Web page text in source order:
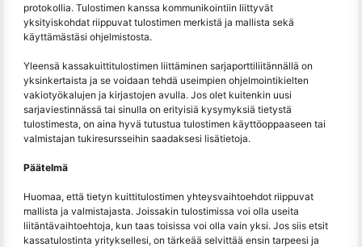
protokollia. Tulostimen kanssa kommunikointiin liittyvät
yksityiskohdat riippuvat tulostimen merkistä ja mallista sekä
käyttämästäsi ohjelmistosta.
Yleensä kassakuittitulostimen liittäminen sarjaporttiliitännällä on
yksinkertaista ja se voidaan tehdä useimpien ohjelmointikielten
vakiotyökalujen ja kirjastojen avulla. Jos olet kuitenkin uusi
sarjaviestinnässä tai sinulla on erityisiä kysymyksiä tietystä
tulostimesta, on aina hyvä tutustua tulostimen käyttöoppaaseen tai
valmistajan tukiresursseihin saadaksesi lisätietoja.
Päätelmä
Huomaa, että tietyn kuittitulostimen yhteysvaihtoehdot riippuvat
mallista ja valmistajasta. Joissakin tulostimissa voi olla useita
liitäntävaihtoehtoja, kun taas toisissa voi olla vain yksi. Jos siis etsit
kassatulostinta yrityksellesi, on tärkeää selvittää ensin tarpeesi ja